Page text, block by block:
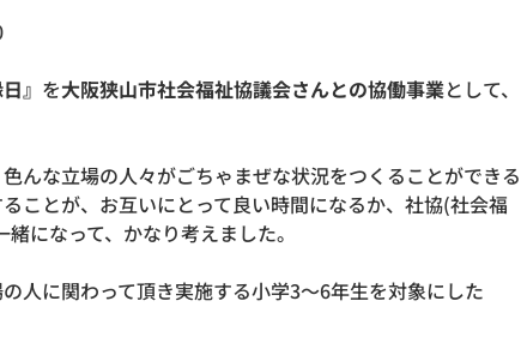
』 を大阪狭山市社会福祉協議会さんとの協働事業として、
んな立場の人々がごちゃまぜな状況をつくることができる
ことが、お互いにとって良い時間になるか、社協(社会福
になって、かなり考えました。
人に関わって頂き実施する小学3～6年生を対象にした